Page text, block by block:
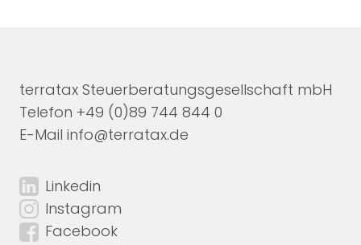
terratax Steuerberatungsgesellschaft mbH
Telefon +49 (0)89 744 844 0
E-Mail info@terratax.de
Linkedin
Instagram
Facebook